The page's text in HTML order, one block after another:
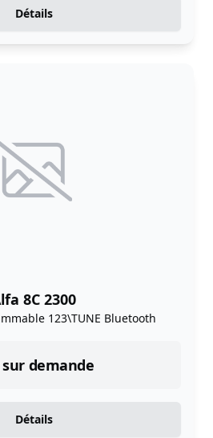
Détails
8C 2300
123\TUNE Bluetooth
sur demande
Détails